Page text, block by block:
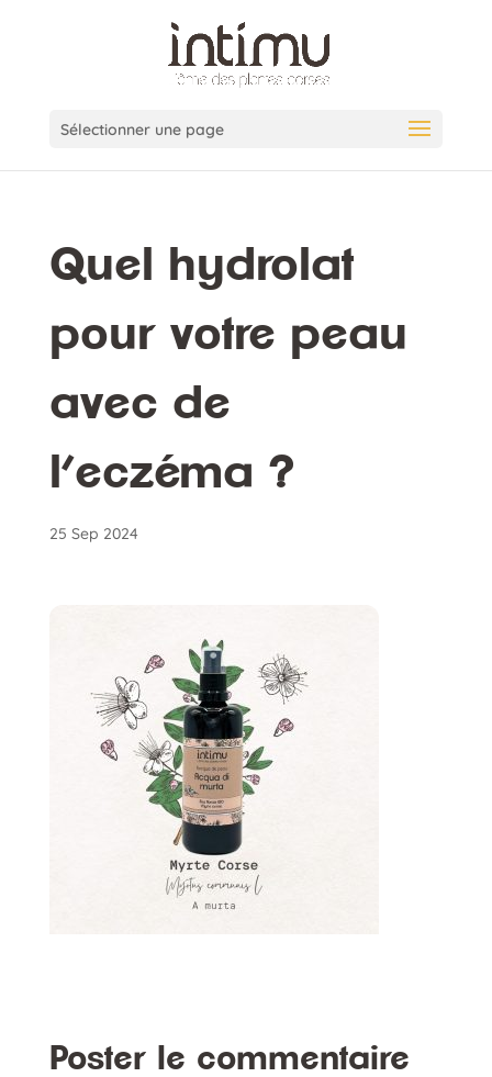
Sélectionner une page
Quel hydrolat
pour votre peau
avec de
l’eczéma ?
25 Sep 2024
Poster le commentaire